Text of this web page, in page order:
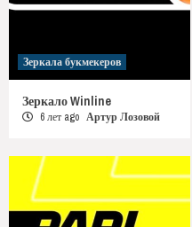
Зеркала букмекеров
Зеркало Winline
6 лет ago Артур Лозовой